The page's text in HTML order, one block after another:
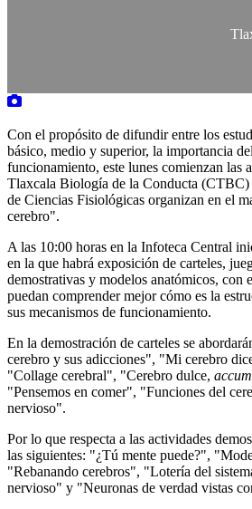
Con el propósito de difundir entre los
básico, medio y superior, la importancia
funcionamiento, este lunes comienzan las
Tlaxcala Biología de la Conducta (CTBC)
de Ciencias Fisiológicas organizan en el
cerebro".
A las 10:00 horas en la Infoteca Central
en la que habrá exposición de carteles,
demostrativas y modelos anatómicos, con
puedan comprender mejor cómo es la
sus mecanismos de funcionamiento.
En la demostración de carteles se
cerebro y sus adicciones", "Mi cerebro
"Collage cerebral", "Cerebro dulce,
"Pensemos en comer", "Funciones del
nervioso".
Por lo que respecta a las actividades
las siguientes: "¿Tú mente puede?",
"Rebanando cerebros", "Lotería del
nervioso" y "Neuronas de verdad vistas